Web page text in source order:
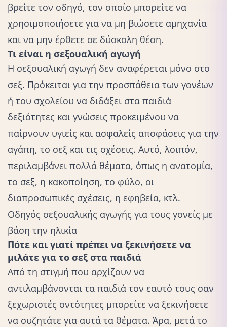
βρείτε τον οδηγό, τον οποίο μπορείτε να
χρησιμοποιήσετε για να μη βιώσετε αμηχανία
και να μην έρθετε σε δύσκολη θέση.
Τι είναι η σεξουαλική αγωγή
Η σεξουαλική αγωγή δεν αναφέρεται μόνο στο
σεξ. Πρόκειται για την προσπάθεια των γονέων
ή του σχολείου να διδάξει στα παιδιά
δεξιότητες και γνώσεις προκειμένου να
παίρνουν υγιείς και ασφαλείς αποφάσεις για την
αγάπη, το σεξ και τις σχέσεις. Αυτό, λοιπόν,
περιλαμβάνει πολλά θέματα, όπως η ανατομία,
το σεξ, η κακοποίηση, το φύλο, οι
διαπροσωπικές σχέσεις, η εφηβεία, κτλ.
Οδηγός σεξουαλικής αγωγής για τους γονείς με
βάση την ηλικία
Πότε και γιατί πρέπει να ξεκινήσετε να
μιλάτε για το σεξ στα παιδιά
Από τη στιγμή που αρχίζουν να
αντιλαμβάνονται τα παιδιά τον εαυτό τους σαν
ξεχωριστές οντότητες μπορείτε να ξεκινήσετε
να συζητάτε για αυτά τα θέματα. Άρα, μετά το